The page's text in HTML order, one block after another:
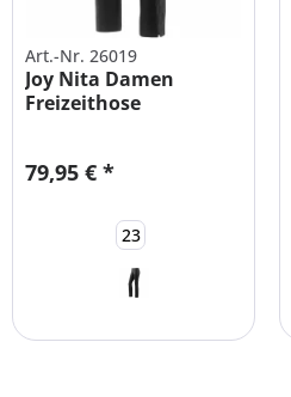
Art.-Nr. 26019
Joy Nita Damen
Freizeithose
79,95 € *
23